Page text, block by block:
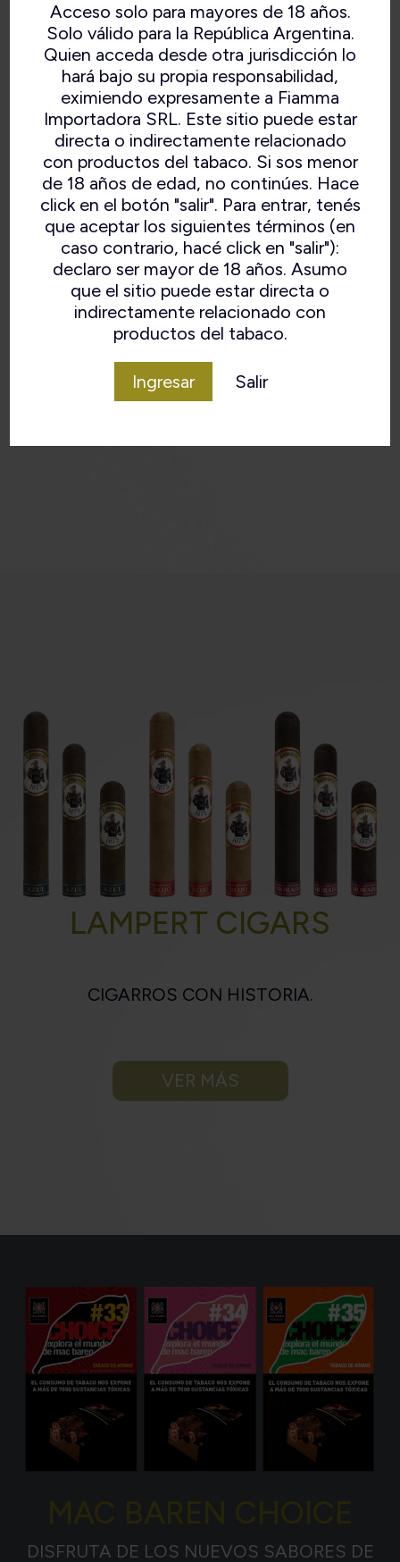
Acceso solo para mayores de 18 años.
Solo válido para la República Argentina.
Quien acceda desde otra jurisdicción lo
hará bajo su propia responsabilidad,
eximiendo expresamente a Fiamma
Importadora SRL. Este sitio puede estar
directa o indirectamente relacionado
con productos del tabaco. Si sos menor
de 18 años de edad, no continúes. Hace
click en el botón "salir". Para entrar, tenés
que aceptar los siguientes términos (en
caso contrario, hacé click en "salir"):
declaro ser mayor de 18 años. Asumo
que el sitio puede estar directa o
indirectamente relacionado con
productos del tabaco.
Ingresar Salir
LAMPERT CIGARS
CIGARROS CON HISTORIA.
VER MÁS
DISFRUTA DE LOS NUEVOS SABORES DE